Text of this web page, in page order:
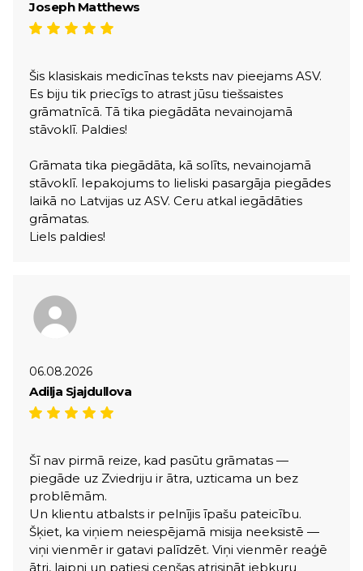
Joseph Matthews
Šis klasiskais medicīnas teksts nav pieejams ASV.
Es biju tik priecīgs to atrast jūsu tiešsaistes
grāmatnīcā. Tā tika piegādāta nevainojamā
stāvoklī. Paldies!
Grāmata tika piegādāta, kā solīts, nevainojamā
stāvoklī. Iepakojums to lieliski pasargāja piegādes
laikā no Latvijas uz ASV. Ceru atkal iegādāties
grāmatas.
Liels paldies!
06.08.2026
Adilja Sjajdullova
Šī nav pirmā reize, kad pasūtu grāmatas —
piegāde uz Zviedriju ir ātra, uzticama un bez
problēmām.
Un klientu atbalsts ir pelnījis īpašu pateicību.
Šķiet, ka viņiem neiespējamā misija neeksistē —
viņi vienmēr ir gatavi palīdzēt. Viņi vienmēr reaģē
ātri, laipni un patiesi cenšas atrisināt jebkuru